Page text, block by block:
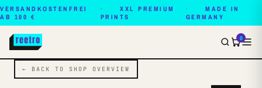
VERSANDKOSTENFREI
AB 100 €
XXL PREMIUM
PRINTS
MADE IN
GERMANY
0
← BACK TO SHOP OVERVIEW